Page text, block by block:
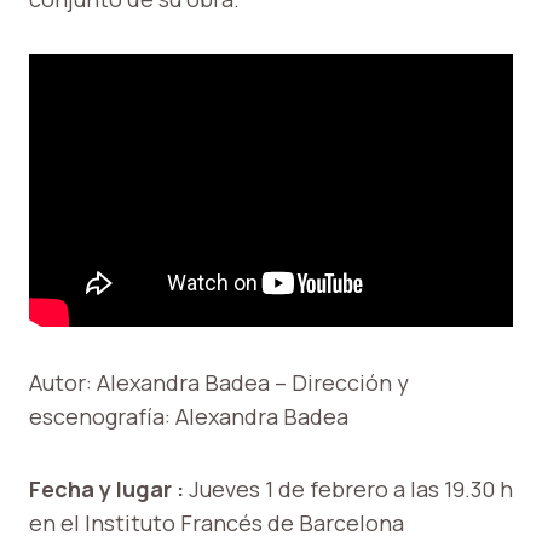
Autor: Alexandra Badea – Dirección y
escenografía: Alexandra Badea
Fecha y lugar : Jueves 1 de febrero a las 19.30 h
en el Instituto Francés de Barcelona